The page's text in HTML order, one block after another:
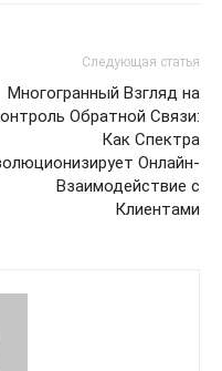
Следующая статья
Многогранный Взгляд на
Обратной Связи:
Как Спектра
Онлайн-
Взаимодействие с
Клиентами